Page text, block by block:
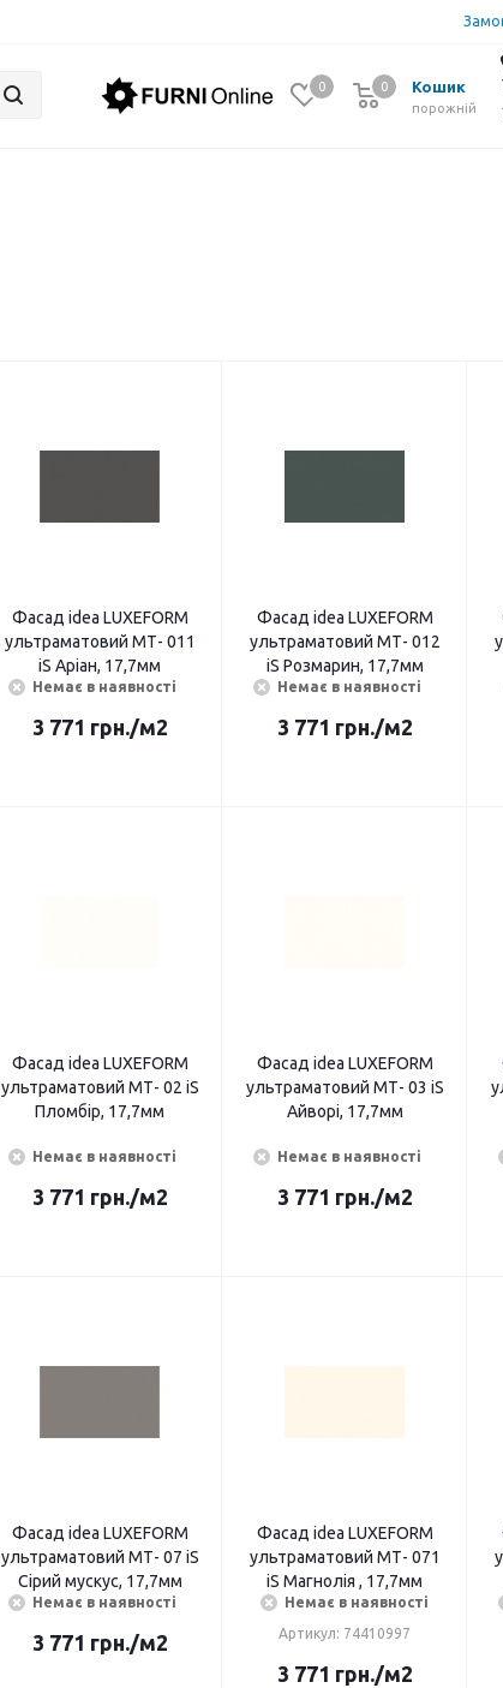
0 Кошик
0
порожній
0
Фасад idea LUXEFORМ
ультраматовий МТ- 011
iS Аріан, 17,7мм
Немає в наявності
3 771 грн./м2
Фасад idea LUXEFORМ
ультраматовий МТ- 012
iS Розмарин, 17,7мм
Немає в наявності
3 771 грн./м2
Фасад idea LUXEFORМ
ультраматовий МТ- 02 iS
Пломбір, 17,7мм
Немає в наявності
3 771 грн./м2
Фасад idea LUXEFORМ
ультраматовий МТ- 03 iS
Айворі, 17,7мм
Немає в наявності
3 771 грн./м2
Фасад idea LUXEFORМ
ультраматовий МТ- 07 iS
Сірий мускус, 17,7мм
Немає в наявності
3 771 грн./м2
Фасад idea LUXEFORМ
ультраматовий МТ- 071
iS Магнолія , 17,7мм
Немає в наявності
Артикул: 74410997
3 771 грн./м2